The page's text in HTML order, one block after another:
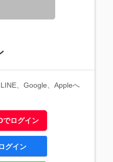
、Google、Appleへ
ログイン
グイン